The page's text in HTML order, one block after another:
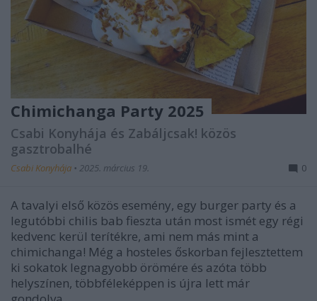
Chimichanga Party 2025
Csabi Konyhája és Zabáljcsak! közös
gasztrobalhé
Csabi Konyhája • 2025. március 19. 0
A tavalyi első közös esemény, egy burger party és a
legutóbbi chilis bab fieszta után most ismét egy régi
kedvenc kerül terítékre, ami nem más mint a
chimichanga! Még a hosteles őskorban fejlesztettem
ki sokatok legnagyobb örömére és azóta több
helyszínen, többféleképpen is újra lett már